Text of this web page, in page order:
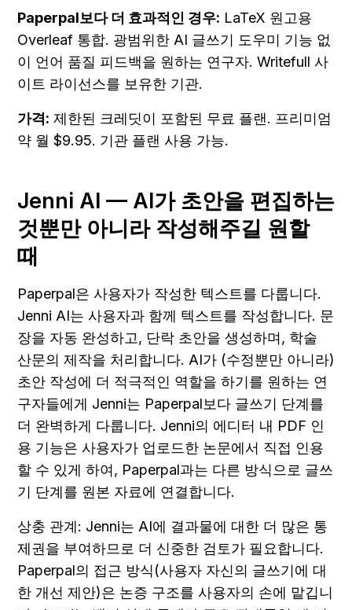
Paperpal보다 더 효과적인 경우: LaTeX 원고용
Overleaf 통합. 광범위한 AI 글쓰기 도우미 기능 없
이 언어 품질 피드백을 원하는 연구자. Writefull 사
이트 라이선스를 보유한 기관.
가격: 제한된 크레딧이 포함된 무료 플랜. 프리미엄
약 월 $9.95. 기관 플랜 사용 가능.
Jenni AI — AI가 초안을 편집하는
것뿐만 아니라 작성해주길 원할
때
Paperpal은 사용자가 작성한 텍스트를 다룹니다.
Jenni AI는 사용자과 함께 텍스트를 작성합니다. 문
장을 자동 완성하고, 단락 초안을 생성하며, 학술
산문의 제작을 처리합니다. AI가 (수정뿐만 아니라)
초안 작성에 더 적극적인 역할을 하기를 원하는 연
구자들에게 Jenni는 Paperpal보다 글쓰기 단계를
더 완벽하게 다룹니다. Jenni의 에디터 내 PDF 인
용 기능은 사용자가 업로드한 논문에서 직접 인용
할 수 있게 하여, Paperpal과는 다른 방식으로 글쓰
기 단계를 원본 자료에 연결합니다.
상충 관계: Jenni는 AI에 결과물에 대한 더 많은 통
제권을 부여하므로 더 신중한 검토가 필요합니다.
Paperpal의 접근 방식(사용자 자신의 글쓰기에 대
한 개선 제안)은 논증 구조를 사용자의 손에 맡깁니